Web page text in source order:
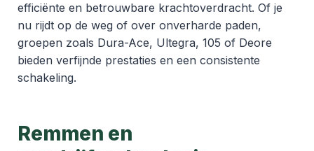
efficiënte en betrouwbare krachtoverdracht. Of je
nu rijdt op de weg of over onverharde paden,
groepen zoals Dura-Ace, Ultegra, 105 of Deore
bieden verfijnde prestaties en een consistente
schakeling.
Remmen en